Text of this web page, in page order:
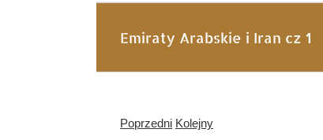
Emiraty Arabskie i Iran cz 1
Poprzedni Kolejny